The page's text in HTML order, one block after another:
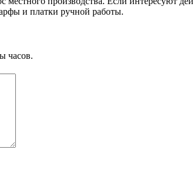
и платки ручной работы.
часов.